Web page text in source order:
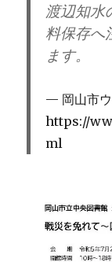
渡辺知水
料保存へ
ます。
岡山市
https://
ml